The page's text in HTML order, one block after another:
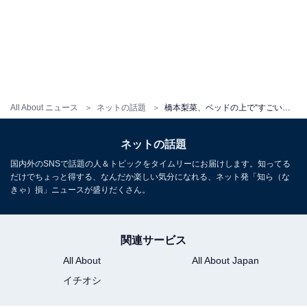
All About ニュース ネットの話題
ネットの話題
国内外のSNSで話題の人＆トピックをタイムリーにお届けします。知ってる
だけでちょっと得する、なんだか楽しい気分になれる、ネット発「知ら（な
きゃ）損」ニュースが盛りだくさん。
関連サービス
All About
All About Japan
イチオシ